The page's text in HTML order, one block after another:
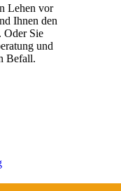
Lehen vor
Ihnen den
Oder Sie
und
Befall.